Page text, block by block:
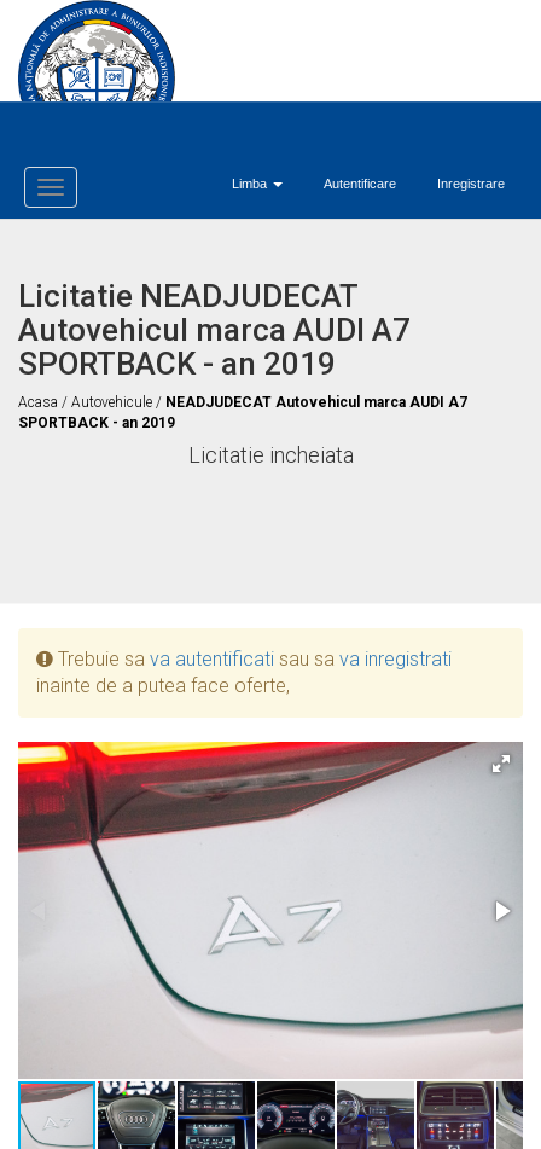
Limba Autentificare Inregistrare
Toggle
Navigation
Licitatie NEADJUDECAT
Autovehicul marca AUDI A7
SPORTBACK - an 2019
Acasa / Autovehicule / NEADJUDECAT Autovehicul marca AUDI A7
SPORTBACK - an 2019
Licitatie incheiata
Trebuie sa va autentificati sau sa va inregistrati
inainte de a putea face oferte,